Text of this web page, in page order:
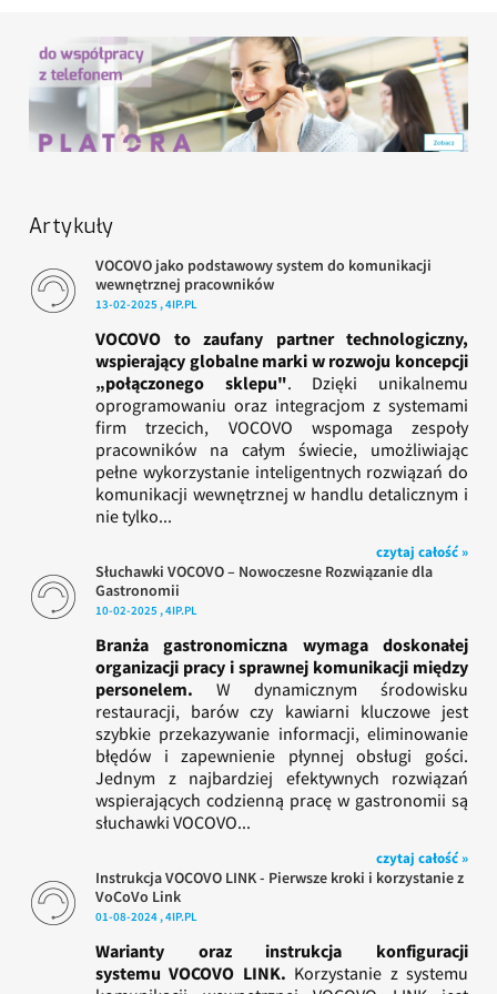
Artykuły
VOCOVO jako podstawowy system do komunikacji
wewnętrznej pracowników
13-02-2025 , 4IP.PL
VOCOVO to zaufany partner technologiczny,
wspierający globalne marki w rozwoju koncepcji
„połączonego sklepu". Dzięki unikalnemu
oprogramowaniu oraz integracjom z systemami
firm trzecich, VOCOVO wspomaga zespoły
pracowników na całym świecie, umożliwiając
pełne wykorzystanie inteligentnych rozwiązań do
komunikacji wewnętrznej w handlu detalicznym i
nie tylko...
czytaj całość »
Słuchawki VOCOVO – Nowoczesne Rozwiązanie dla
Gastronomii
10-02-2025 , 4IP.PL
Branża gastronomiczna wymaga doskonałej
organizacji pracy i sprawnej komunikacji między
personelem. W dynamicznym środowisku
restauracji, barów czy kawiarni kluczowe jest
szybkie przekazywanie informacji, eliminowanie
błędów i zapewnienie płynnej obsługi gości.
Jednym z najbardziej efektywnych rozwiązań
wspierających codzienną pracę w gastronomii są
słuchawki VOCOVO...
czytaj całość »
Instrukcja VOCOVO LINK - Pierwsze kroki i korzystanie z
VoCoVo Link
01-08-2024 , 4IP.PL
Warianty oraz instrukcja konfiguracji
systemu VOCOVO LINK. Korzystanie z systemu